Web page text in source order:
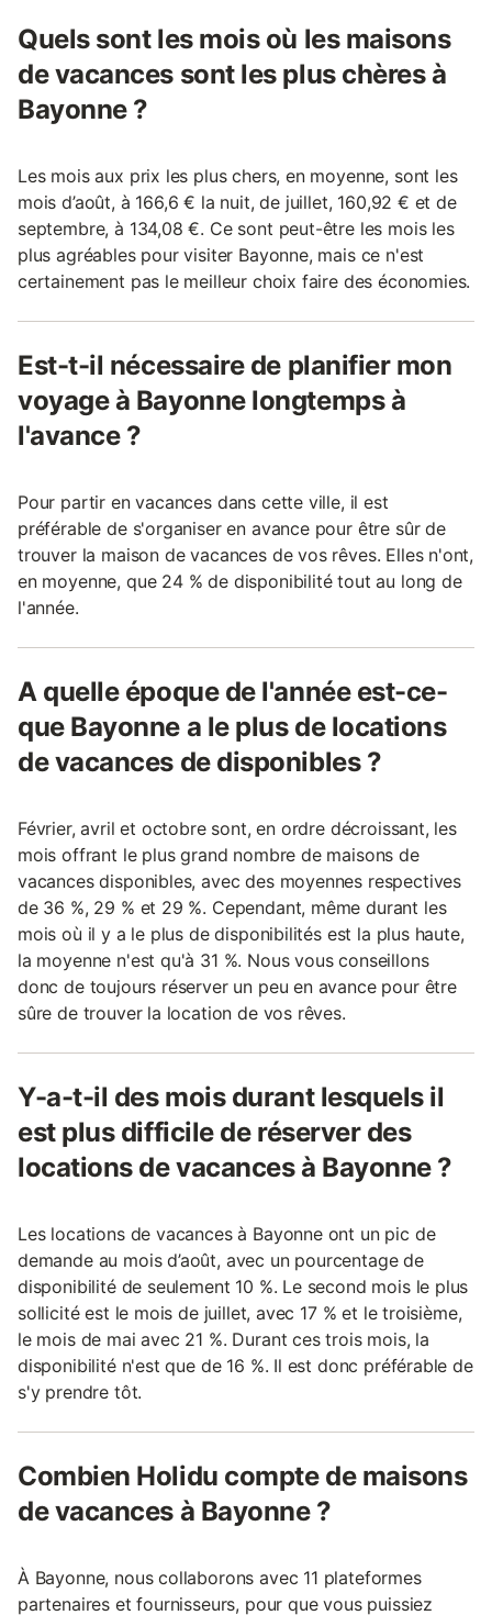
Quels sont les mois où les maisons
de vacances sont les plus chères à
Bayonne ?
Les mois aux prix les plus chers, en moyenne, sont les
mois d’août, à 166,6 € la nuit, de juillet, 160,92 € et de
septembre, à 134,08 €. Ce sont peut-être les mois les
plus agréables pour visiter Bayonne, mais ce n'est
certainement pas le meilleur choix faire des économies.
Est-t-il nécessaire de planifier mon
voyage à Bayonne longtemps à
l'avance ?
Pour partir en vacances dans cette ville, il est
préférable de s'organiser en avance pour être sûr de
trouver la maison de vacances de vos rêves. Elles n'ont,
en moyenne, que 24 % de disponibilité tout au long de
l'année.
A quelle époque de l'année est-ce-
que Bayonne a le plus de locations
de vacances de disponibles ?
Février, avril et octobre sont, en ordre décroissant, les
mois offrant le plus grand nombre de maisons de
vacances disponibles, avec des moyennes respectives
de 36 %, 29 % et 29 %. Cependant, même durant les
mois où il y a le plus de disponibilités est la plus haute,
la moyenne n'est qu'à 31 %. Nous vous conseillons
donc de toujours réserver un peu en avance pour être
sûre de trouver la location de vos rêves.
Y-a-t-il des mois durant lesquels il
est plus difficile de réserver des
locations de vacances à Bayonne ?
Les locations de vacances à Bayonne ont un pic de
demande au mois d’août, avec un pourcentage de
disponibilité de seulement 10 %. Le second mois le plus
sollicité est le mois de juillet, avec 17 % et le troisième,
le mois de mai avec 21 %. Durant ces trois mois, la
disponibilité n'est que de 16 %. Il est donc préférable de
s'y prendre tôt.
Combien Holidu compte de maisons
de vacances à Bayonne ?
À Bayonne, nous collaborons avec 11 plateformes
partenaires et fournisseurs, pour que vous puissiez